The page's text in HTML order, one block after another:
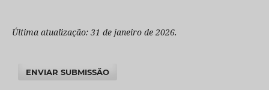
Última atualização: 31 de janeiro de 2026.
ENVIAR SUBMISSÃO